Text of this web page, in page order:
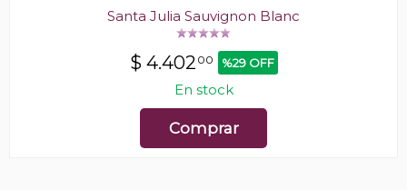
Santa Julia Sauvignon Blanc
$ 4.402 00 %29 OFF
En stock
Comprar